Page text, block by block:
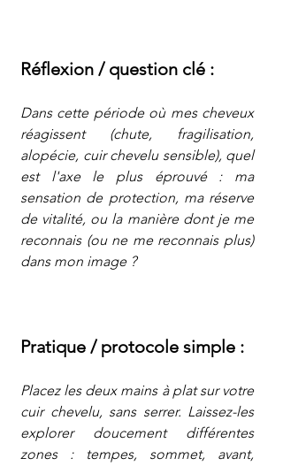
Réflexion / question clé :
Dans cette période où mes cheveux
réagissent (chute, fragilisation,
alopécie, cuir chevelu sensible), quel
est l'axe le plus éprouvé : ma
sensation de protection, ma réserve
de vitalité, ou la manière dont je me
reconnais (ou ne me reconnais plus)
dans mon image ?
Pratique / protocole simple :
Placez les deux mains à plat sur votre
cuir chevelu, sans serrer. Laissez-les
explorer doucement différentes
zones : tempes, sommet, avant,